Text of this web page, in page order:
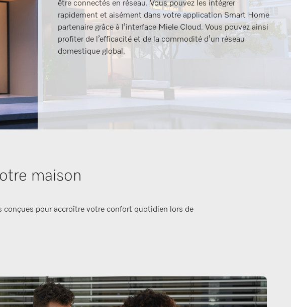
être connectés en réseau. Vous pouvez les intégrer
rapidement et aisément dans votre application Smart Home
partenaire grâce à l’interface Miele Cloud. Vous pouvez ainsi
profiter de l’efficacité et de la commodité d’un réseau
domestique global.
maison
pour accroître votre confort quotidien lors de